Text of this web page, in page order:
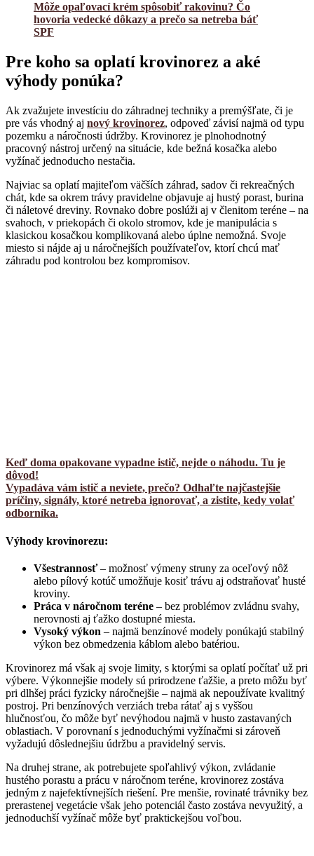
Môže opaľovací krém spôsobiť rakovinu? Čo
hovoria vedecké dôkazy a prečo sa netreba báť
SPF
Pre koho sa oplatí krovinorez a aké
výhody ponúka?
Ak zvažujete investíciu do záhradnej techniky a premýšľate, či je
pre vás vhodný aj nový krovinorez, odpoveď závisí najmä od typu
pozemku a náročnosti údržby. Krovinorez je plnohodnotný
pracovný nástroj určený na situácie, kde bežná kosačka alebo
vyžínač jednoducho nestačia.
Najviac sa oplatí majiteľom väčších záhrad, sadov či rekreačných
chát, kde sa okrem trávy pravidelne objavuje aj hustý porast, burina
či náletové dreviny. Rovnako dobre poslúži aj v členitom teréne – na
svahoch, v priekopách či okolo stromov, kde je manipulácia s
klasickou kosačkou komplikovaná alebo úplne nemožná. Svoje
miesto si nájde aj u náročnejších používateľov, ktorí chcú mať
záhradu pod kontrolou bez kompromisov.
Keď doma opakovane vypadne istič, nejde o náhodu. Tu je
dôvod!
Vypadáva vám istič a neviete, prečo? Odhaľte najčastejšie
príčiny, signály, ktoré netreba ignorovať, a zistite, kedy volať
odborníka.
Výhody krovinorezu:
Všestrannosť– možnosť výmeny struny za oceľový nôž
alebo pílový kotúč umožňuje kosiť trávu aj odstraňovať husté
kroviny.
Práca v náročnom teréne – bez problémov zvládnu svahy,
nerovnosti aj ťažko dostupné miesta.
Vysoký výkon – najmä benzínové modely ponúkajú stabilný
výkon bez obmedzenia káblom alebo batériou.
Krovinorez má však aj svoje limity, s ktorými sa oplatí počítať už pri
výbere. Výkonnejšie modely sú prirodzene ťažšie, a preto môžu byť
pri dlhšej práci fyzicky náročnejšie – najmä ak nepoužívate kvalitný
postroj. Pri benzínových verziách treba rátať aj s vyššou
hlučnosťou, čo môže byť nevýhodou najmä v husto zastavaných
oblastiach. V porovnaní s jednoduchými vyžínačmi si zároveň
vyžadujú dôslednejšiu údržbu a pravidelný servis.
Na druhej strane, ak potrebujete spoľahlivý výkon, zvládanie
hustého porastu a prácu v náročnom teréne, krovinorez zostáva
jedným z najefektívnejších riešení. Pre menšie, rovinaté trávniky bez
prerastenej vegetácie však jeho potenciál často zostáva nevyužitý, a
jednoduchší vyžínač môže byť praktickejšou voľbou.